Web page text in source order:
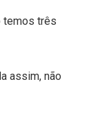
temos três
assim, não